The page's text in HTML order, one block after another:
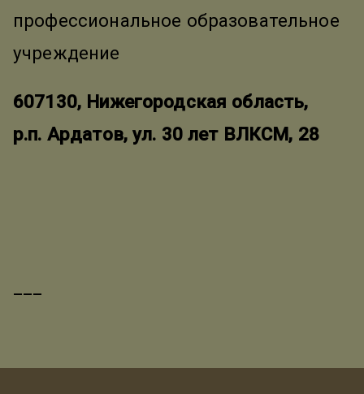
профессиональное образовательное
учреждение
607130, Нижегородская область,
р.п. Ардатов, ул. 30 лет ВЛКСМ, 28